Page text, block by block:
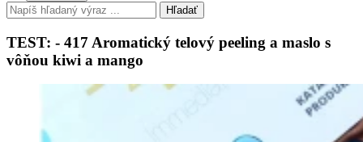
Hľadať
TEST: - 417 Aromatický telový peeling a maslo s
vôňou kiwi a mango